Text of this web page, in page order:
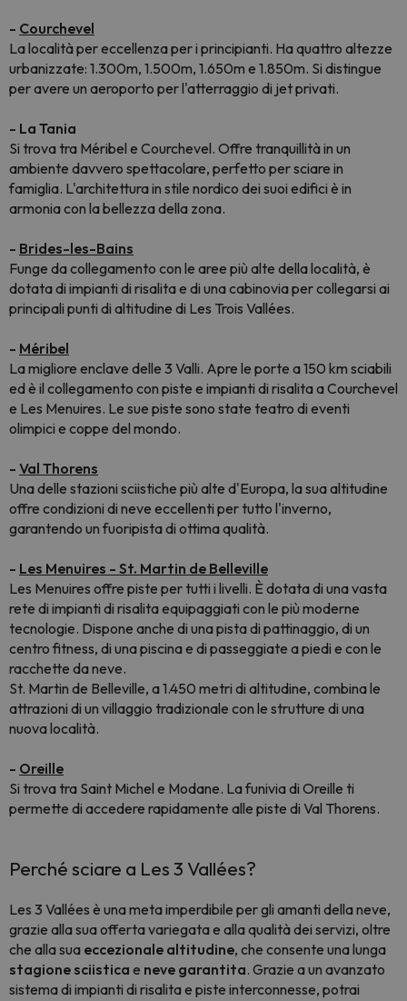
- Courchevel
La località per eccellenza per i principianti. Ha quattro altezze
urbanizzate: 1.300m, 1.500m, 1.650m e 1.850m. Si distingue
per avere un aeroporto per l'atterraggio di jet privati.
- La Tania
Si trova tra Méribel e Courchevel. Offre tranquillità in un
ambiente davvero spettacolare, perfetto per sciare in
famiglia. L'architettura in stile nordico dei suoi edifici è in
armonia con la bellezza della zona.
- Brides-les-Bains
Funge da collegamento con le aree più alte della località, è
dotata di impianti di risalita e di una cabinovia per collegarsi ai
principali punti di altitudine di Les Trois Vallées.
- Méribel
La migliore enclave delle 3 Valli. Apre le porte a 150 km sciabili
ed è il collegamento con piste e impianti di risalita a Courchevel
e Les Menuires. Le sue piste sono state teatro di eventi
olimpici e coppe del mondo.
- Val Thorens
Una delle stazioni sciistiche più alte d'Europa, la sua altitudine
offre condizioni di neve eccellenti per tutto l'inverno,
garantendo un fuoripista di ottima qualità.
- Les Menuires - St. Martin de Belleville
Les Menuires offre piste per tutti i livelli. È dotata di una vasta
rete di impianti di risalita equipaggiati con le più moderne
tecnologie. Dispone anche di una pista di pattinaggio, di un
centro fitness, di una piscina e di passeggiate a piedi e con le
racchette da neve.
St. Martin de Belleville, a 1.450 metri di altitudine, combina le
attrazioni di un villaggio tradizionale con le strutture di una
nuova località.
- Oreille
Si trova tra Saint Michel e Modane. La funivia di Oreille ti
permette di accedere rapidamente alle piste di Val Thorens.
Perché sciare a Les 3 Vallées?
Les 3 Vallées è una meta imperdibile per gli amanti della neve,
grazie alla sua offerta variegata e alla qualità dei servizi, oltre
che alla sua eccezionale altitudine, che consente una lunga
stagione sciistica e neve garantita. Grazie a un avanzato
sistema di impianti di risalita e piste interconnesse, potrai